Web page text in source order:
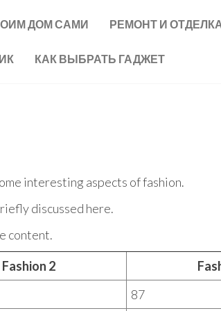
ДОМ САМИ РЕМОНТ И
КАК ВЫБРАТЬ ГАДЖЕТ
interesting aspects of fashion.
discussed here.
content.
Fashion 2
87